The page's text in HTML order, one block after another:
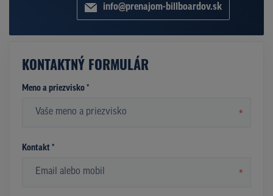
info@prenajom-billboardov.sk
KONTAKTNÝ FORMULÁR
Meno a priezvisko *
*
Kontakt *
*